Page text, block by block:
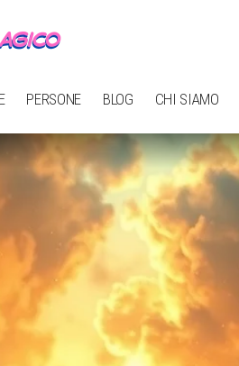
PERSONE BLOG CHI SIAMO